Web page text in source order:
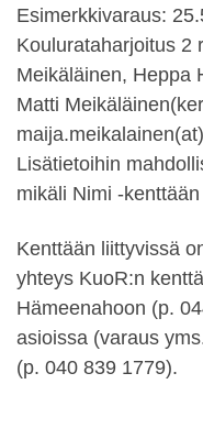
Esimerkkivaraus:
Koulurataharjoitus 2
Meikäläinen, Heppa
Matti
Lisätietoihin
mikäli Nimi -
Kenttään liittyvissä
yhteys KuoR:n
Hämeenahoon (p.
asioissa (varaus
(p. 040 839 1779).